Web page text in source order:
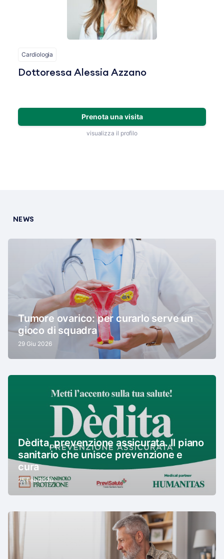
Cardiologia
Dottoressa Alessia Azzano
Prenota una visita
visualizza il profilo
NEWS
Tumore ovarico: per curarlo serve un
gioco di squadra
29 Giu 2026
Dèdita, prevenzione assicurata. Il piano
sanitario che unisce prevenzione e
cura
25 Feb 2026